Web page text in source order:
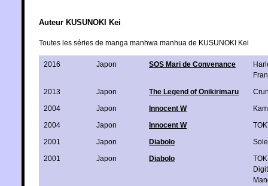
Auteur KUSUNOKI Kei
Toutes les séries de manga manhwa manhua de KUSUNOKI Kei
2016 Japon SOS Mari de Convenance
2013
Japon The Legend of Onikirimaru
2004
Japon Innocent W
2004
Japon Innocent W
2001
Japon Diabolo
2001
Japon Diabolo